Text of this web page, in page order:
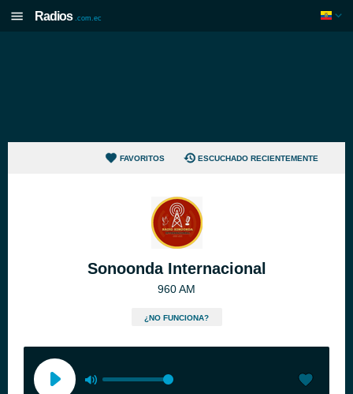
Radios .com.ec
FAVORITOS ESCUCHADO RECIENTEMENTE
Sonoonda Internacional
960 AM
¿NO FUNCIONA?